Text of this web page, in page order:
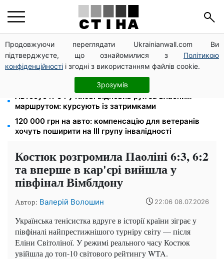
Продовжуючи переглядати Ukrainianwall.com Ви
підтверджуєте, що ознайомилися з Політикою
конфіденційності і згодні з використанням файлів cookie.
Зрозумів
Зарплата 30 000 грн — пенсія 11 500 грн: ПФУ
пояснив формулу розрахунку виплат у 2026 році
До 19 400 грн на дрова: ПФУ приймає заяви на
субсидію для власників пічного опалення
Автобус №54 у Києві відновив рух за власним
маршрутом: курсують із затримками
120 000 грн на авто: компенсацію для ветеранів
хочуть поширити на III групу інвалідності
Костюк розгромила Паоліні 6:3, 6:2
та вперше в кар'єрі вийшла у
півфінал Вімблдону
Автор: Валерій Волошин 22:06 08.07.2026
Українська тенісистка вдруге в історії країни зіграє у
півфіналі найпрестижнішого турніру світу — після
Еліни Світоліної. У режимі реального часу Костюк
увійшла до топ-10 світового рейтингу WTA.